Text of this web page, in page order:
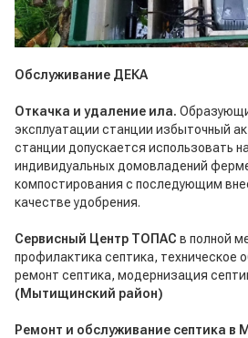
Обслуживание ДЕКА
Откачка и удаление ила.
эксплуатации станции избыточный
станции допускается использовать
индивидуальных домовладений
компостирования с последующим
качестве удобрения.
Сервисный Центр ТОПАС в полной
профилактика септика, техническое
ремонт септика, модернизация
(Мытищинский район)
Ремонт и обслуживание септика в